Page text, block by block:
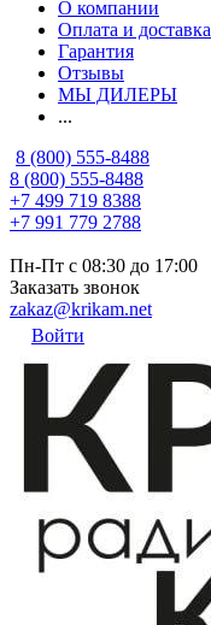
О компании
Оплата и доставка
Гарантия
Отзывы
МЫ ДИЛЕРЫ
...
8 (800) 555-8488
8 (800) 555-8488
+7 499 719 8388
+7 991 779 2788
Пн-Пт с 08:30 до 17:00
Заказать звонок
zakaz@krikam.net
Войти